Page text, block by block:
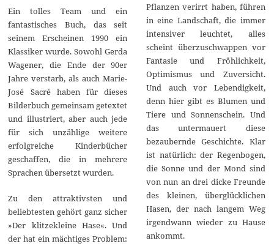
Ein tolles Team und ein
fantastisches Buch, das seit
seinem Erscheinen 1990 ein
Klassiker wurde. Sowohl Gerda
Wagener, die Ende der 90er
Jahre verstarb, als auch Marie-
José Sacré haben für dieses
Bilderbuch gemeinsam getextet
und illustriert, aber auch jede
für sich unzählige weitere
erfolgreiche Kinderbücher
geschaffen, die in mehrere
Sprachen übersetzt wurden.
Zu den attraktivsten und
beliebtesten gehört ganz sicher
»Der klitzekleine Hase«. Und
der hat ein mächtiges Problem:
Pflanzen verirrt haben, führen
in eine Landschaft, die immer
intensiver leuchtet, alles
scheint überzuschwappen vor
Fantasie und Fröhlichkeit,
Optimismus und Zuversicht.
Und auch vor Lebendigkeit,
denn hier gibt es Blumen und
Tiere und Sonnenschein. Und
das untermauert diese
bezaubernde Geschichte. Klar
ist natürlich: der Regenbogen,
die Sonne und der Mond sind
von nun an drei dicke Freunde
des kleinen, überglücklichen
Hasen, der nach langem Weg
irgendwann wieder zu Hause
ankommt.